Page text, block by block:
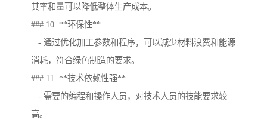
其率和量可以降低整体生产成本。
### 10. **环保性**
- 通过优化加工参数和程序，可以减少材料浪费和能源
消耗，符合绿色制造的要求。
### 11. **技术依赖性强**
- 需要的编程和操作人员，对技术人员的技能要求较
高。